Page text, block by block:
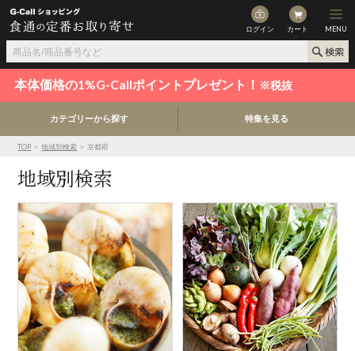
ログイン カート MENU
本体価格の1%G-Callポイントプレゼント！ ※税抜
カテゴリーから探す 特集を見る
TOP ＞地域別検索 ＞ 京都府
地域別検索